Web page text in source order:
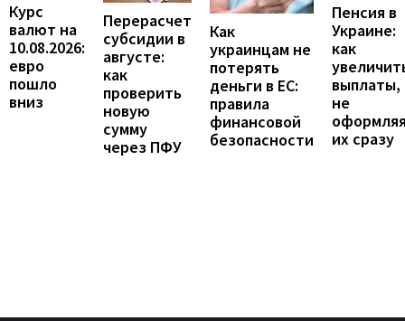
Курс
валют на
10.08.2026:
евро
пошло
вниз
Перерасчет
субсидии в
августе:
как
проверить
новую
сумму
через ПФУ
Как
украинцам не
потерять
деньги в ЕС:
правила
финансовой
безопасности
Пенсия в
Украине:
как
выплаты,
не
их сразу